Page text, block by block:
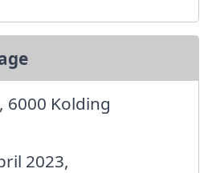
6000 Kolding
2023,